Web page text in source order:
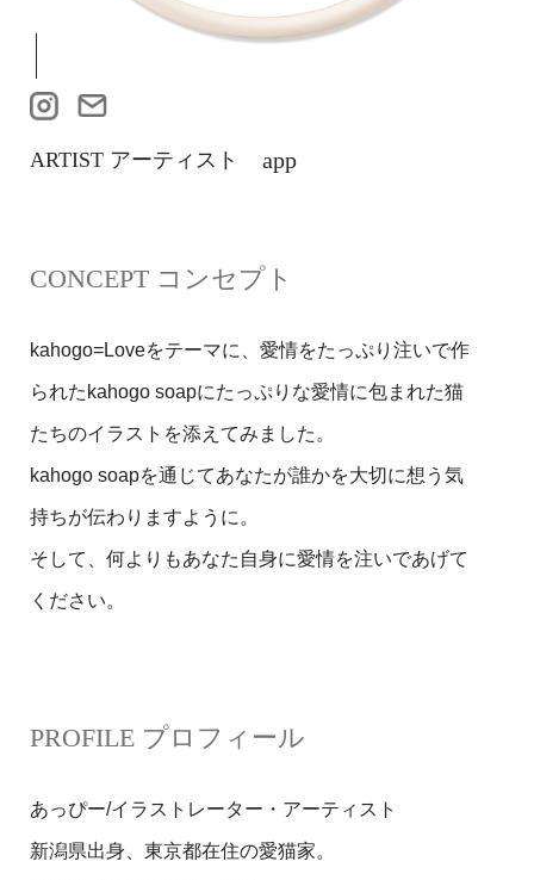
ARTIST アーティスト app
CONCEPT コンセプト
kahogo=Loveをテーマに、愛情をたっぷり注いで作
られたkahogo soapにたっぷりな愛情に包まれた猫
たちのイラストを添えてみました。
kahogo soapを通じてあなたが誰かを大切に想う気
持ちが伝わりますように。
そして、何よりもあなた自身に愛情を注いであげて
ください。
PROFILE プロフィール
あっぴー/イラストレーター・アーティスト
新潟県出身、東京都在住の愛猫家。